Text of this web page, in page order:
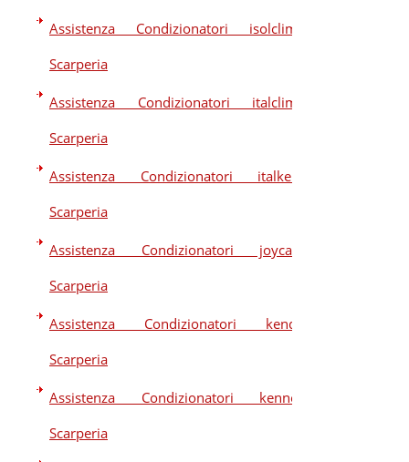
Assistenza Condizionatori isolclima
Scarperia
Assistenza Condizionatori italclima
Scarperia
Assistenza Condizionatori italkero
Scarperia
Assistenza Condizionatori joycare
Scarperia
Assistenza Condizionatori kendo
Scarperia
Assistenza Condizionatori kennex
Scarperia